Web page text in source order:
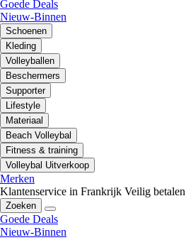
Goede Deals
Nieuw-Binnen
Schoenen
Kleding
Volleyballen
Beschermers
Supporter
Lifestyle
Materiaal
Beach Volleybal
Fitness & training
Volleybal Uitverkoop
Merken
Klantenservice in Frankrijk Veilig betalen
Zoeken
Goede Deals
Nieuw-Binnen